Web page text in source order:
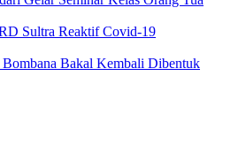
Sultra Reaktif Covid-19
Bombana Bakal Kembali Dibentuk